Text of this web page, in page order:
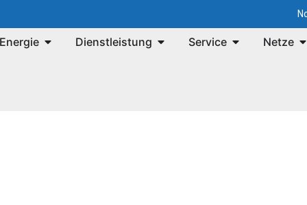
Energie Dienstleistung Service Netze